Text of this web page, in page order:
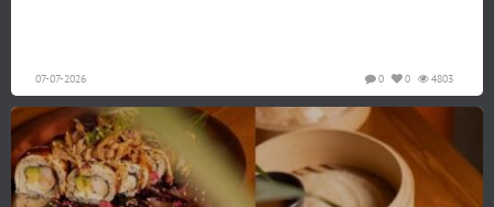
07-07-2026 4803
0
0